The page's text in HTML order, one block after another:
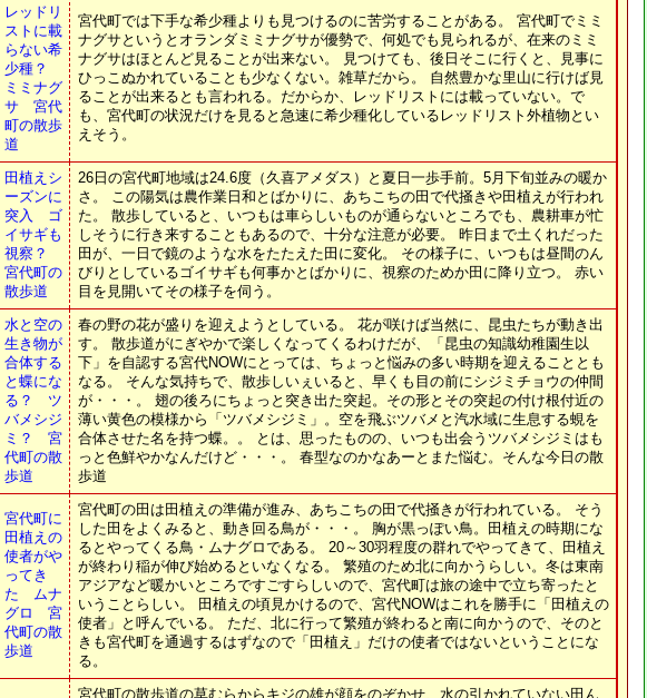
レッドリ
ストに載
らない希
少種？
ミミナグ
サ 宮代
町の散歩
道
宮代町では下手な希少種よりも見つけるのに苦労することがある。 宮代町でミミ
ナグサというとオランダミミナグサが優勢で、何処でも見られるが、在来のミミ
ナグサはほとんど見ることが出来ない。 見つけても、後日そこに行くと、見事に
ひっこぬかれていることも少なくない。雑草だから。 自然豊かな里山に行けば見
ることが出来るとも言われる。だからか、レッドリストには載っていない。で
も、宮代町の状況だけを見ると急速に希少種化しているレッドリスト外植物とい
えそう。
田植えシ
ーズンに
突入 ゴ
イサギも
視察？
宮代町の
散歩道
26日の宮代町地域は24.6度（久喜アメダス）と夏日一歩手前。5月下旬並みの暖か
さ。 この陽気は農作業日和とばかりに、あちこちの田で代掻きや田植えが行われ
た。 散歩していると、いつもは車らしいものが通らないところでも、農耕車が忙
しそうに行き来することもあるので、十分な注意が必要。 昨日まで土くれだった
田が、一日で鏡のような水をたたえた田に変化。 その様子に、いつもは昼間のん
びりとしているゴイサギも何事かとばかりに、視察のためか田に降り立つ。 赤い
目を見開いてその様子を伺う。
水と空の
生き物が
合体する
と蝶にな
る？ ツ
バメシジ
ミ？ 宮
代町の散
歩道
春の野の花が盛りを迎えようとしている。 花が咲けば当然に、昆虫たちが動き出
す。 散歩道がにぎやかで楽しくなってくるわけだが、「昆虫の知識幼稚園生以
下」を自認する宮代NOWにとっては、ちょっと悩みの多い時期を迎えることとも
なる。 そんな気持ちで、散歩しいぇいると、早くも目の前にシジミチョウの仲間
が・・・。 翅の後ろにちょっと突き出た突起。その形とその突起の付け根付近の
薄い黄色の模様から「ツバメシジミ」。空を飛ぶツバメと汽水域に生息する蜆を
合体させた名を持つ蝶。。 とは、思ったものの、いつも出会うツバメシジミはも
っと色鮮やかなんだけど・・・。 春型なのかなあーとまた悩む。そんな今日の散
歩道
宮代町に
田植えの
使者がや
ってき
た ムナ
グロ 宮
代町の散
歩道
宮代町の田は田植えの準備が進み、あちこちの田で代掻きが行われている。 そう
した田をよくみると、動き回る鳥が・・・。 胸が黒っぽい鳥。田植えの時期にな
るとやってくる鳥・ムナグロである。 20～30羽程度の群れでやってきて、田植え
が終わり稲が伸び始めるといなくなる。 繁殖のため北に向かうらしい。冬は東南
アジアなど暖かいところですごすらしいので、宮代町は旅の途中で立ち寄ったと
いうことらしい。 田植えの頃見かけるので、宮代NOWはこれを勝手に「田植えの
使者」と呼んでいる。 ただ、北に行って繁殖が終わると南に向かうので、そのと
きも宮代町を通過するはずなので「田植え」だけの使者ではないということにな
る。
宮代町の散歩道の草むらからキジの雄が顔をのぞかせ、水の引かれていない田ん